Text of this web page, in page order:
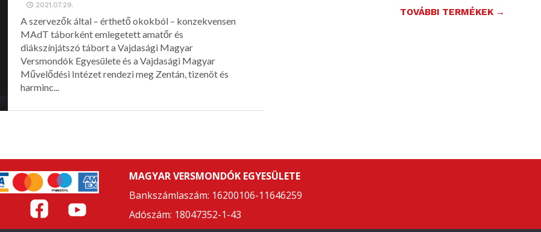
2021.07.29.
A szervezők által – érthető okokból – konzekvensen
MAdT táborként emlegetett amatőr és
diákszínjátszó tábort a Vajdasági Magyar
Versmondók Egyesülete és a Vajdasági Magyar
Művelődési Intézet rendezi meg Zentán, tizenöt és
harminc...
TOVÁBBI TERMÉKEK →
MAGYAR VERSMONDÓK EGYESÜLETE
Bankszámlaszám: 16200106-11646259
Adószám: 18047352-1-43